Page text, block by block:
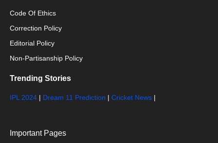
Code Of Ethics
Correction Policy
Editorial Policy
Non-Partisanship Policy
Trending Stories
IPL 2024 | Dream 11 Prediction | Cricket News |
Important Pages